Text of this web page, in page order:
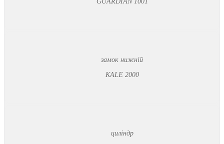
замок нижній
KALE 2000
циліндр